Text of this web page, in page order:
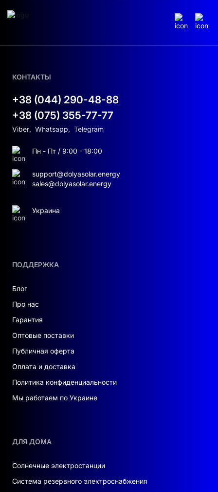
ПОДДЕРЖКА
Блог
Про нас
Гарантия
Оптовые поставки
Публичная оферта
Оплата и доставка
Политика конфиденциальности
Мы работаем по Украине
ДЛЯ ДОМА
Солнечные электростанции
Система резервного электроснабжения
КОНТАКТЫ
+38 (044) 290-48-88
+38 (075) 355-77-77
Viber, Whatsapp, Telegram
Пн - Пт / 9:00 - 18:00
support@dolyasolar.energy
sales@dolyasolar.energy
Украина